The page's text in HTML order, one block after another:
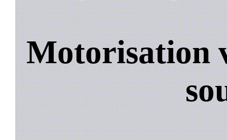
Motorisation